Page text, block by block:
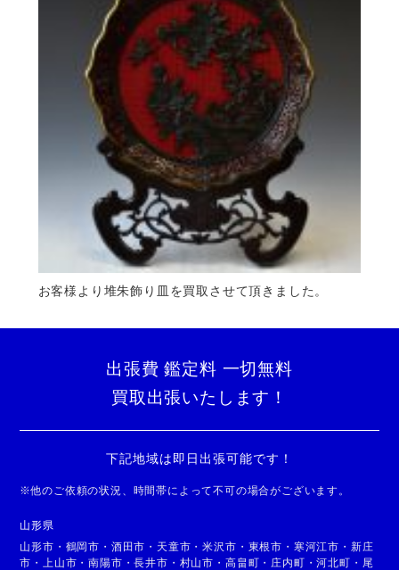
お客様より堆朱飾り皿を買取させて頂きました。
出張費 鑑定料 一切無料
買取出張いたします！
下記地域は即日出張可能です！
※他のご依頼の状況、時間帯によって不可の場合がございます。
山形県
山形市 ・ 鶴岡市 ・ 酒田市 ・ 天童市 ・米沢市 ・ 東根市 ・ 寒河江市 ・ 新庄
市 ・ 上山市 ・南陽市 ・長井市 ・ 村山市 ・ 高畠町 ・ 庄内町 ・河北町 ・ 尾